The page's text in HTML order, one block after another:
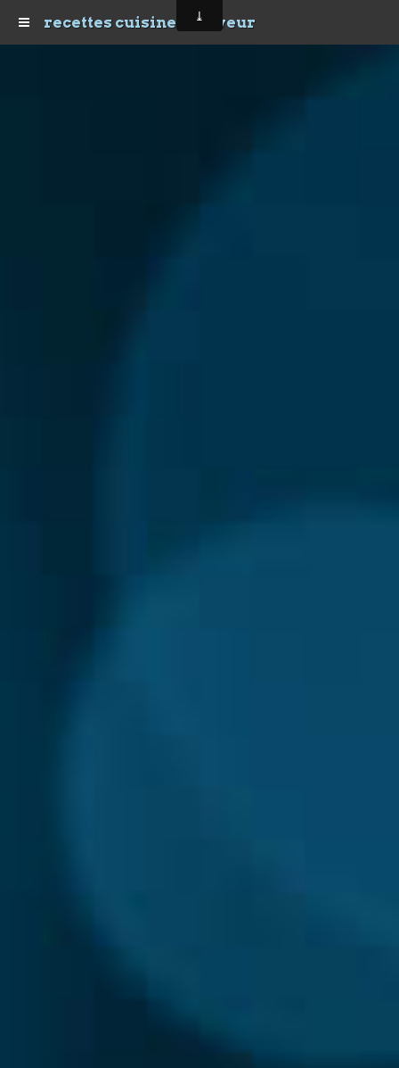
recettes cuisine et saveur